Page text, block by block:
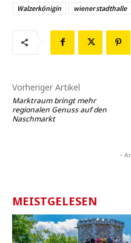
Walzerkönigin
wiener stadthalle
Vorheriger Artikel
Marktraum bringt mehr
regionalen Genuss auf den
Naschmarkt
-
MEISTGELESEN